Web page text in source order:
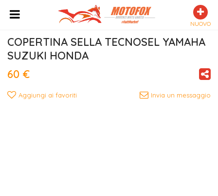
NUOVO
COPERTINA SELLA TECNOSEL YAMAHA
SUZUKI HONDA
60 €
Aggiungi ai favoriti Invia un messaggio